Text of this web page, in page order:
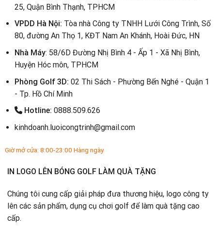
25, Quận Bình Thạnh, TPHCM
VPDD Hà Nội: Tòa nhà Công ty TNHH Lưới Công Trình, Số
80, đường An Thọ 1, KĐT Nam An Khánh, Hoài Đức, HN
Nhà Máy: 58/6D Đường Nhị Bình 4 - Ấp 1 - Xã Nhị Bình,
Huyện Hóc môn, TPHCM
Phòng Golf 3D:02 Thi Sách - Phường Bến Nghé - Quận 1
- Tp. Hồ Chí Minh
Hotline: 0888.509.626
kinhdoanh.luoicongtrinh@gmail.com
Giờ mở cửa: 8:00-23:00 Hàng ngày
IN LOGO LÊN BÓNG GOLF LÀM QUÀ TẶNG
Chúng tôi cung cấp giải pháp đưa thương hiệu, logo công ty
lên các sản phẩm, dụng cụ chơi golf để làm quà tặng cao
cấp.